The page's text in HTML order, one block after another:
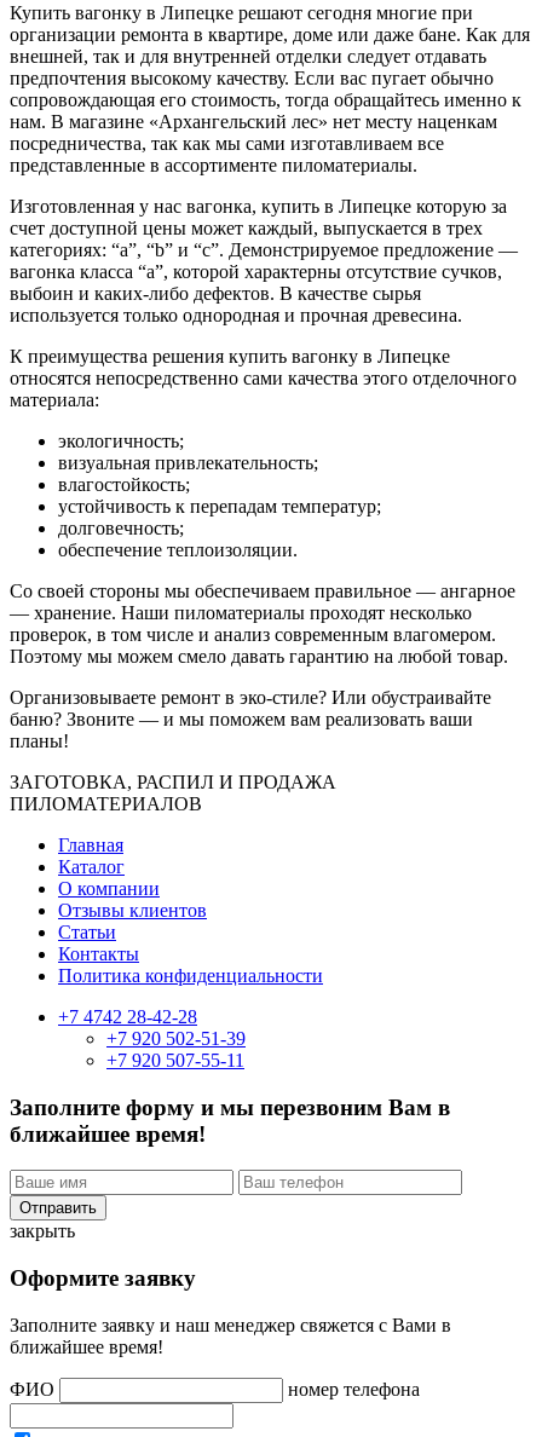
Купить вагонку в Липецке решают сегодня многие при
организации ремонта в квартире, доме или даже бане. Как для
внешней, так и для внутренней отделки следует отдавать
предпочтения высокому качеству. Если вас пугает обычно
сопровождающая его стоимость, тогда обращайтесь именно к
нам. В магазине «Архангельский лес» нет месту наценкам
посредничества, так как мы сами изготавливаем все
представленные в ассортименте пиломатериалы.
Изготовленная у нас вагонка, купить в Липецке которую за
счет доступной цены может каждый, выпускается в трех
категориях: “a”, “b” и “с”. Демонстрируемое предложение —
вагонка класса “а”, которой характерны отсутствие сучков,
выбоин и каких-либо дефектов. В качестве сырья
используется только однородная и прочная древесина.
К преимущества решения купить вагонку в Липецке
относятся непосредственно сами качества этого отделочного
материала:
экологичность;
визуальная привлекательность;
влагостойкость;
устойчивость к перепадам температур;
долговечность;
обеспечение теплоизоляции.
Со своей стороны мы обеспечиваем правильное — ангарное
— хранение. Наши пиломатериалы проходят несколько
проверок, в том числе и анализ современным влагомером.
Поэтому мы можем смело давать гарантию на любой товар.
Организовываете ремонт в эко-стиле? Или обустраивайте
баню? Звоните — и мы поможем вам реализовать ваши
планы!
ЗАГОТОВКА, РАСПИЛ И ПРОДАЖА
ПИЛОМАТЕРИАЛОВ
Главная
Каталог
О компании
Отзывы клиентов
Статьи
Контакты
Политика конфиденциальности
+7 4742 28-42-28
+7 920 502-51-39
+7 920 507-55-11
Заполните форму и мы перезвоним Вам в
ближайшее время!
закрыть
Оформите заявку
Заполните заявку и наш менеджер свяжется с Вами в
ближайшее время!
ФИО номер телефона